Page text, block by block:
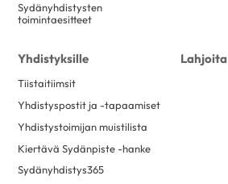
Sydänyhdistysten
toimintaesitteet
Yhdistyksille
Tiistaitiimsit
Yhdistyspostit ja -tapaamiset
Yhdistystoimijan muistilista
Kiertävä Sydänpiste -hanke
Sydänyhdistys365
Lahjoita